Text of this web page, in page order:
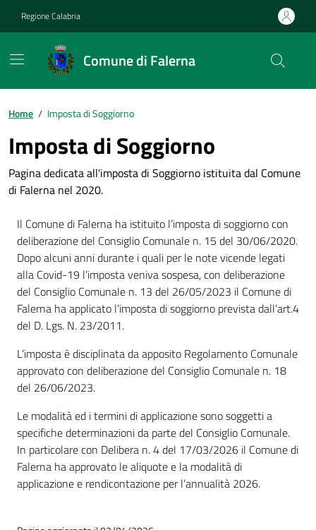
Regione Calabria
Comune di Falerna
Home / Imposta di Soggiorno
Imposta di Soggiorno
Pagina dedicata all'imposta di Soggiorno istituita dal Comune
di Falerna nel 2020.
Il Comune di Falerna ha istituito l’imposta di soggiorno con
deliberazione del Consiglio Comunale n. 15 del 30/06/2020.
Dopo alcuni anni durante i quali per le note vicende legati
alla Covid-19 l’imposta veniva sospesa, con deliberazione
del Consiglio Comunale n. 13 del 26/05/2023 il Comune di
Falerna ha applicato l’imposta di soggiorno prevista dall’art.4
del D. Lgs. N. 23/2011.
L’imposta è disciplinata da apposito Regolamento Comunale
approvato con deliberazione del Consiglio Comunale n. 18
del 26/06/2023.
Le modalità ed i termini di applicazione sono soggetti a
specifiche determinazioni da parte del Consiglio Comunale.
In particolare con Delibera n. 4 del 17/03/2026 il Comune di
Falerna ha approvato le aliquote e la modalità di
applicazione e rendicontazione per l’annualità 2026.